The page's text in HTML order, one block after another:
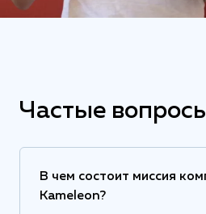
Частые
В чем состоит миссия
Kameleon?